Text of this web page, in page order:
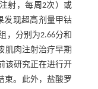
射，每周2次）或
发现超高剂量甲钴
，分别为2.66分和
肌肉注射治疗早期
该研究正在进行开
束。此外，盐酸罗